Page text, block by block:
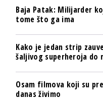
Baja Patak: Milijarder
tome što ga ima
Kako je jedan strip
šaljivog superheroja do
Osam filmova koji su
danas živimo